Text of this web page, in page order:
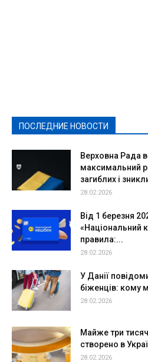
ПОСЛЕДНИЕ НОВОСТИ
Верховна Рада
максимальний
загиблих і
28.02.2026
Від 1 березня
«Національний
правила:...
28.02.2026
У Данії
біженців: кому
28.02.2026
Майже три
створено в
28.02.2026